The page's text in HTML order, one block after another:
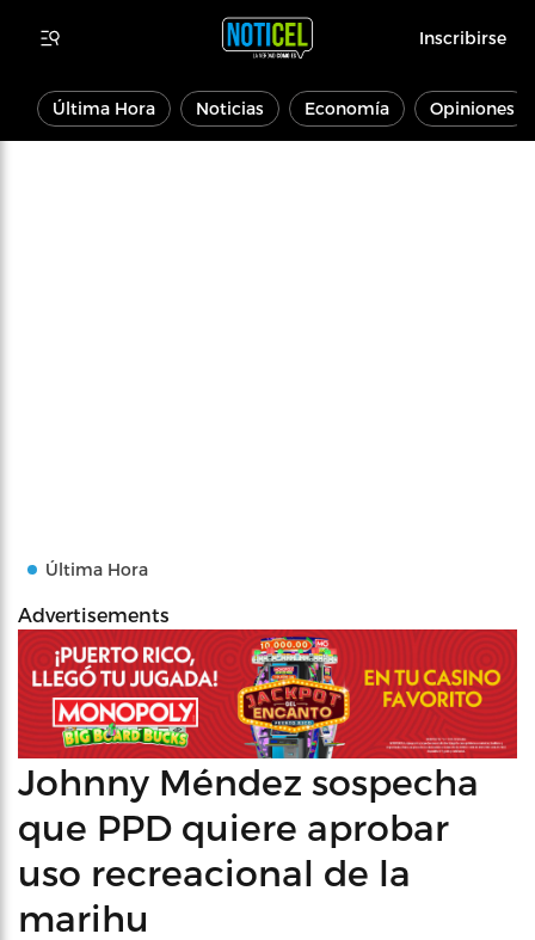
Inscribirse
Última Hora Noticias Economía Opiniones
Última Hora
Advertisements
Johnny Méndez sospecha
que PPD quiere aprobar
uso recreacional de la
marihu